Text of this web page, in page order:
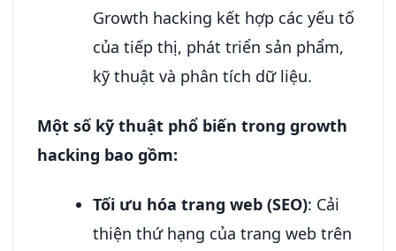
Growth hacking kết hợp các yếu tố
của tiếp thị, phát triển sản phẩm,
kỹ thuật và phân tích dữ liệu.
Một số kỹ thuật phổ biến trong growth
hacking bao gồm:
Tối ưu hóa trang web (SEO): Cải
thiện thứ hạng của trang web trên